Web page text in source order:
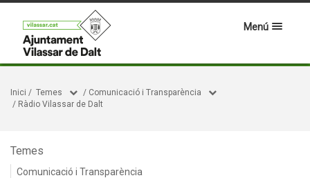
Menú
Inici / Temes / Comunicació i Transparència
/ Ràdio Vilassar de Dalt
Temes
Comunicació i Transparència